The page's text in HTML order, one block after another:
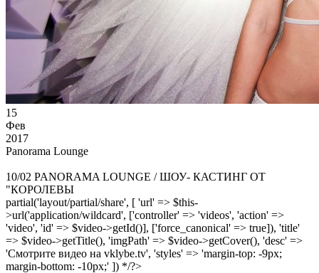
15
Фев
2017
Panorama Lounge
10/02 PANORAMA LOUNGE / ШОУ- КАСТИНГ ОТ
"КОРОЛЕВЫ
partial('layout/partial/share', [ 'url' => $this-
>url('application/wildcard', ['controller' => 'videos', 'action' =>
'video', 'id' => $video->getId()], ['force_canonical' => true]), 'title'
=> $video->getTitle(), 'imgPath' => $video->getCover(), 'desc' =>
'Смотрите видео на vklybe.tv', 'styles' => 'margin-top: -9px;
margin-bottom: -10px;' ]) */?>